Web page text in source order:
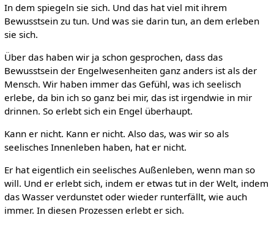
In dem spiegeln sie sich. Und das hat viel mit ihrem
Bewusstsein zu tun. Und was sie darin tun, an dem erleben
sie sich.
Über das haben wir ja schon gesprochen, dass das
Bewusstsein der Engelwesenheiten ganz anders ist als der
Mensch. Wir haben immer das Gefühl, was ich seelisch
erlebe, da bin ich so ganz bei mir, das ist irgendwie in mir
drinnen. So erlebt sich ein Engel überhaupt.
Kann er nicht. Kann er nicht. Also das, was wir so als
seelisches Innenleben haben, hat er nicht.
Er hat eigentlich ein seelisches Außenleben, wenn man so
will. Und er erlebt sich, indem er etwas tut in der Welt, indem
das Wasser verdunstet oder wieder runterfällt, wie auch
immer. In diesen Prozessen erlebt er sich.